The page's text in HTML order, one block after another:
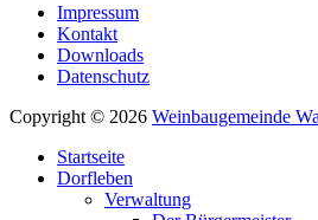
Impressum
Kontakt
Downloads
Datenschutz
Copyright © 2026 Weinbaugemeinde
oben
scrollen
Startseite
Dorfleben
Verwaltung